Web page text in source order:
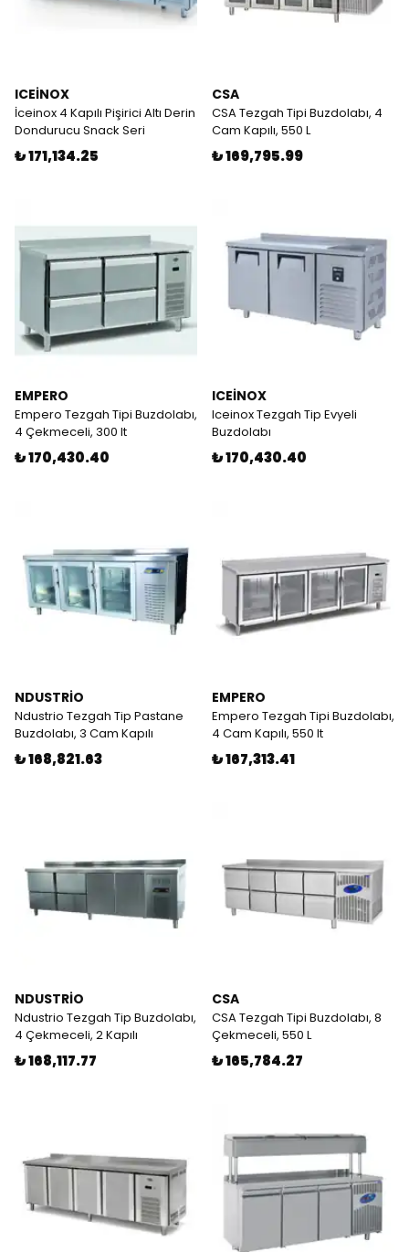
ICEİNOX
İceinox 4 Kapılı Pişirici Altı Derin
Dondurucu Snack Seri
₺ 171,134.25
CSA
CSA Tezgah Tipi Buzdolabı, 4
Cam Kapılı, 550 L
₺ 169,795.99
EMPERO
Empero Tezgah Tipi Buzdolabı,
4 Çekmeceli, 300 lt
₺ 170,430.40
ICEİNOX
Iceinox Tezgah Tip Evyeli
Buzdolabı
₺ 170,430.40
NDUSTRİO
Ndustrio Tezgah Tip Pastane
Buzdolabı, 3 Cam Kapılı
₺ 168,821.63
EMPERO
Empero Tezgah Tipi Buzdolabı,
4 Cam Kapılı, 550 lt
₺ 167,313.41
NDUSTRİO
Ndustrio Tezgah Tip Buzdolabı,
4 Çekmeceli, 2 Kapılı
₺ 168,117.77
CSA
CSA Tezgah Tipi Buzdolabı, 8
Çekmeceli, 550 L
₺ 165,784.27